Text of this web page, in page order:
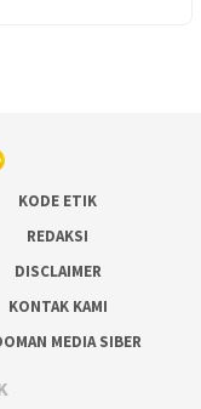
KODE ETIK
REDAKSI
DISCLAIMER
KONTAK KAMI
MEDIA SIBER